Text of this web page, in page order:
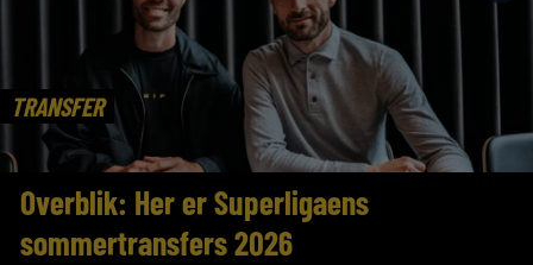
TRANSFER
Overblik: Her er Superligaens
sommertransfers 2026